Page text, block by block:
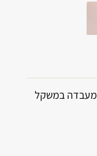
מעבדה במשקל